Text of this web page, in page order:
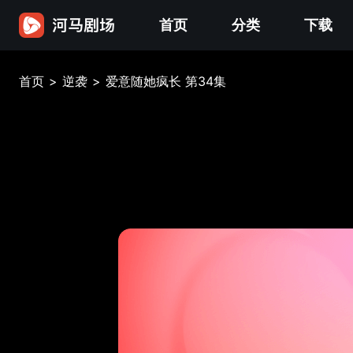
首页 分类 下载
首页 > 逆袭 > 爱意随她疯长 第34集